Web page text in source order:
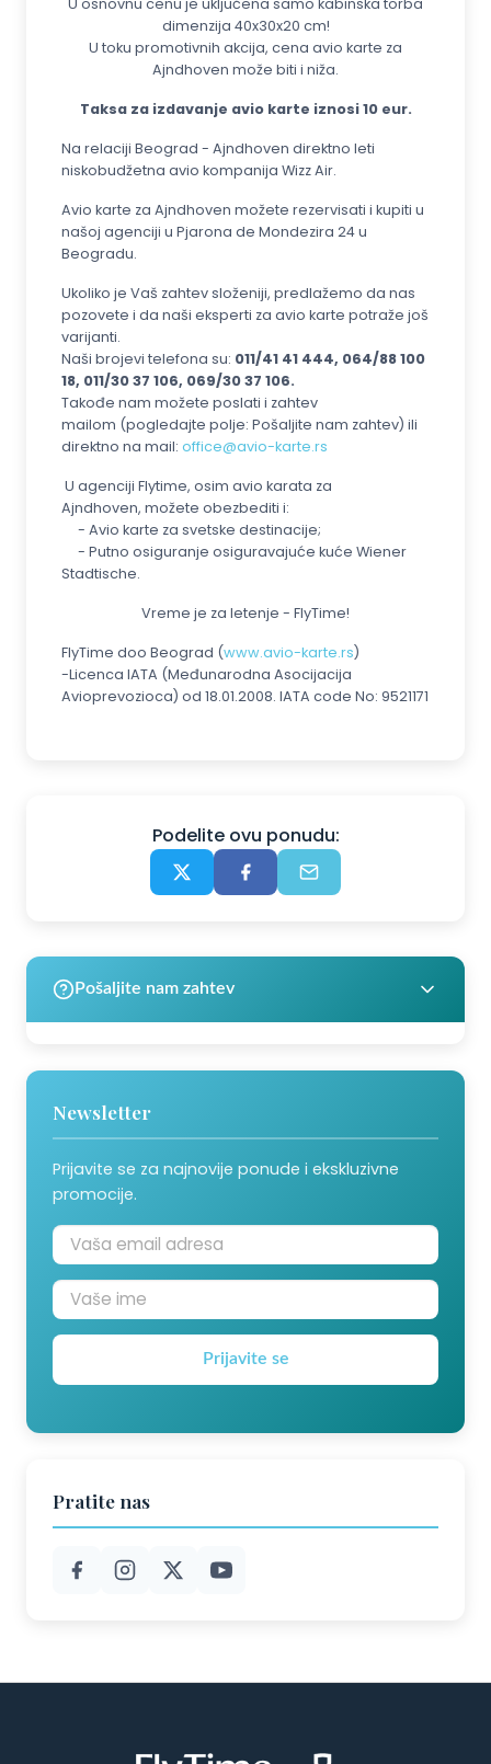
dimenzija 40x30x20 cm!
U toku promotivnih akcija, cena avio karte za
Ajndhoven može biti i niža.
Taksa za izdavanje avio karte iznosi 10 eur.
Na relaciji Beograd - Ajndhoven direktno leti
niskobudžetna avio kompanija Wizz Air.
Avio karte za Ajndhoven možete rezervisati i kupiti u
našoj agenciji u Pjarona de Mondezira 24 u
Beogradu.
Ukoliko je Vaš zahtev složeniji, predlažemo da nas
pozovete i da naši eksperti za avio karte potraže još
varijanti.
Naši brojevi telefona su: 011/41 41 444, 064/88 100
18, 011/30 37 106, 069/30 37 106.
Takođe nam možete poslati i zahtev
mailom (pogledajte polje: Pošaljite nam zahtev) ili
direktno na mail: office@avio-karte.rs
U agenciji Flytime, osim avio karata za
Ajndhoven, možete obezbediti i:
- Avio karte za svetske destinacije;
- Putno osiguranje osiguravajuće kuće Wiener
Stadtische.
Vreme je za letenje - FlyTime!
FlyTime doo Beograd (www.avio-karte.rs)
-Licenca IATA (Međunarodna Asocijacija
Avioprevozioca) od 18.01.2008. IATA code No: 9521171
Podelite ovu ponudu:
Pošaljite nam zahtev
Newsletter
Prijavite se za najnovije ponude i ekskluzivne
promocije.
Prijavite se
Pratite nas